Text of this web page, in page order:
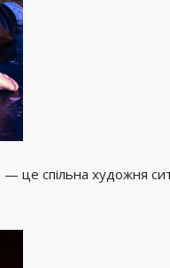
це спільна художня